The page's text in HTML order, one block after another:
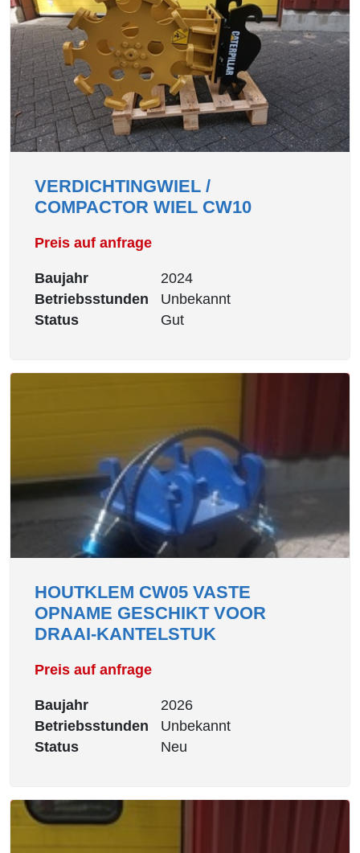
VERDICHTINGWIEL /
COMPACTOR WIEL CW10
Preis auf anfrage
Baujahr
2024
Betriebsstunden
Unbekannt
Status
Gut
HOUTKLEM CW05 VASTE
OPNAME GESCHIKT VOOR
DRAAI-KANTELSTUK
Preis auf anfrage
Baujahr
2026
Betriebsstunden
Unbekannt
Status
Neu